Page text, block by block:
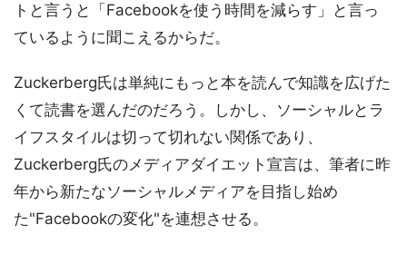
トと言うと「Facebookを使う時間を減らす」と言っ
ているように聞こえるからだ。
Zuckerberg氏は単純にもっと本を読んで知識を広げた
くて読書を選んだのだろう。しかし、ソーシャルとラ
イフスタイルは切って切れない関係であり、
Zuckerberg氏のメディアダイエット宣言は、筆者に昨
年から新たなソーシャルメディアを目指し始め
た"Facebookの変化"を連想させる。